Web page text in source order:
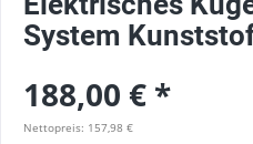
System
188,00 € *
Nettopreis: 157,98 €